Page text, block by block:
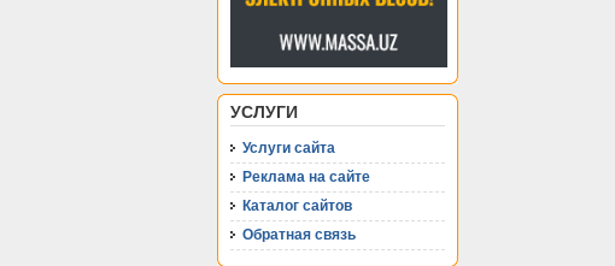
УСЛУГИ
Услуги сайта
Реклама на сайте
Каталог сайтов
Обратная связь